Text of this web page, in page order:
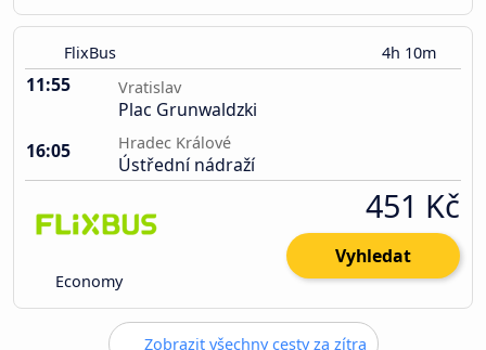
FlixBus 4h 10m
11:55 Vratislav
Plac Grunwaldzki
16:05
Hradec Králové
Ústřední nádraží
Economy
451 Kč
Vyhledat
Zobrazit všechny cesty za zítra